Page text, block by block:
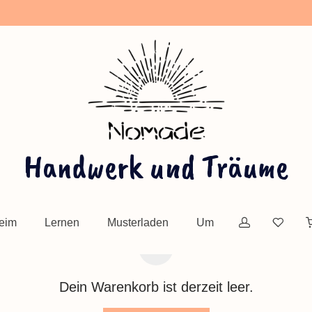
Handwerk und Träume
Lernen Musterladen Um
Dein Warenkorb ist derzeit leer.